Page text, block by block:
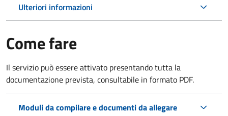
Ulteriori informazioni
Come fare
Il servizio può essere attivato presentando tutta la
documentazione prevista, consultabile in formato PDF.
Moduli da compilare e documenti da allegare